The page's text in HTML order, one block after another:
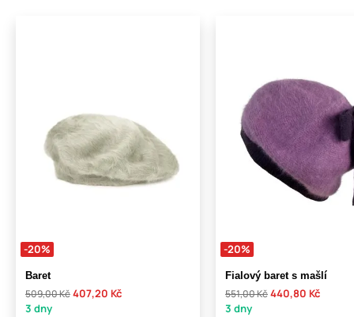
-20%
Baret
509,00 Kč407,20 Kč
3 dny
-20%
Fialový baret s mašlí
551,00 Kč440,80 Kč
3 dny